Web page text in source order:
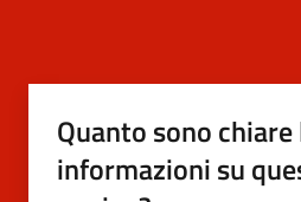
Quanto sono chiare
informazioni su